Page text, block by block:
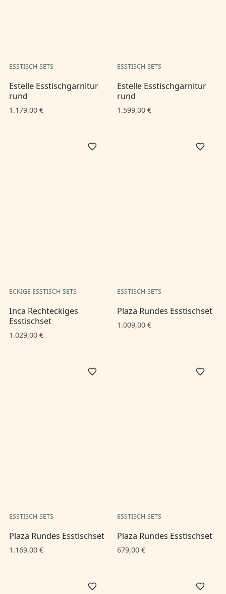
ESSTISCH-SETS
Estelle Esstischgarnitur
rund
1.179,00 €
ESSTISCH-SETS
Estelle Esstischgarnitur
rund
1.599,00 €
ECKIGE ESSTISCH-SETS
Inca Rechteckiges
Esstischset
1.029,00 €
ESSTISCH-SETS
Plaza Rundes Esstischset
1.009,00 €
ESSTISCH-SETS
Plaza Rundes Esstischset
1.169,00 €
ESSTISCH-SETS
Plaza Rundes Esstischset
679,00 €